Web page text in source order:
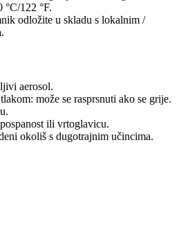
°C/122 °F.
odložite u skladu s lokalnim /
aerosol.
može se rasprsnuti ako se grije.
ili vrtoglavicu.
okoliš s dugotrajnim učincima.